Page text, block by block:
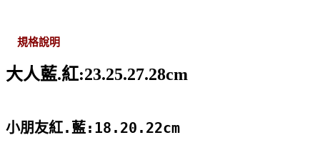
規格說明
大人藍.紅:23.25.27.28cm
小朋友紅.藍:18.20.22cm